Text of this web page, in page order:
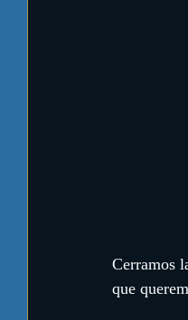
Cerramos
que